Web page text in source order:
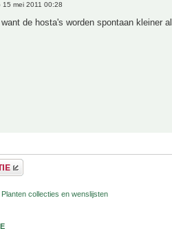
15 mei 2011 00:28
de hosta's worden spontaan kleiner
collecties en wenslijsten